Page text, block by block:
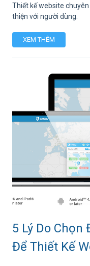
Thiết kế website
thiện với người dùng.
XEM THÊM
5 Lý Do Chọn
Để Thiết Kế